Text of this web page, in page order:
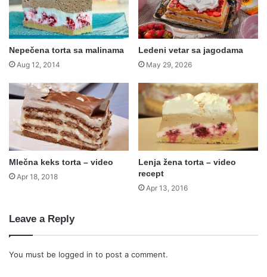
Nepečena torta sa malinama
Aug 12, 2014
Ledeni vetar sa jagodama
May 29, 2026
Mlečna keks torta – video
Apr 18, 2018
Lenja žena torta – video
recept
Apr 13, 2016
Leave a Reply
You must be logged in to post a comment.